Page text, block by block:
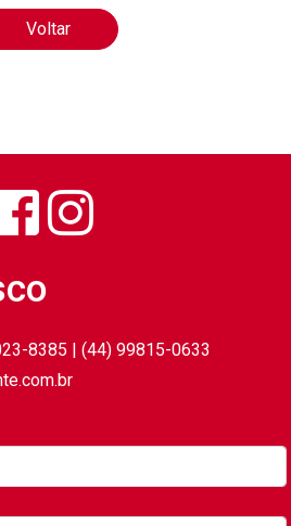
Voltar
8385 | (44) 99815-0633